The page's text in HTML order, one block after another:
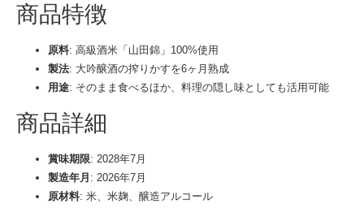
商品特徴
原料: 高級酒米「山田錦」100%使用
製法: 大吟醸酒の搾りかすを6ヶ月熟成
用途: そのまま食べるほか、料理の隠し味としても活用可能
商品詳細
賞味期限: 2028年7月
製造年月 : 2026年7月
原材料: 米、米麹、醸造アルコール